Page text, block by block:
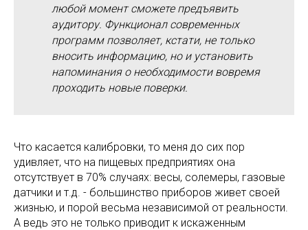
любой момент сможете предъявить
аудитору. Функционал современных
программ позволяет, кстати, не только
вносить информацию, но и установить
напоминания о необходимости вовремя
проходить новые поверки.
Что касается калибровки, то меня до сих пор
удивляет, что на пищевых предприятиях она
отсутствует в 70% случаях: весы, солемеры, газовые
датчики и т.д. - большинство приборов живет своей
жизнью, и порой весьма независимой от реальности.
А ведь это не только приводит к искаженным